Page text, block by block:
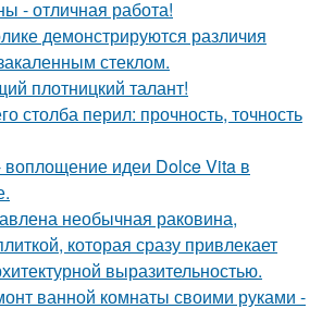
- отличная работа!
демонстрируются различия
стеклом.
плотницкий талант!
столба перил: прочность, точность
воплощение идеи Dolce Vita в
необычная раковина,
которая сразу привлекает
выразительностью.
ванной комнаты своими руками -